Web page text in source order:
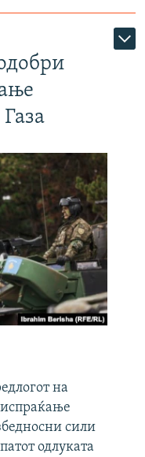
на
сили
одлуката